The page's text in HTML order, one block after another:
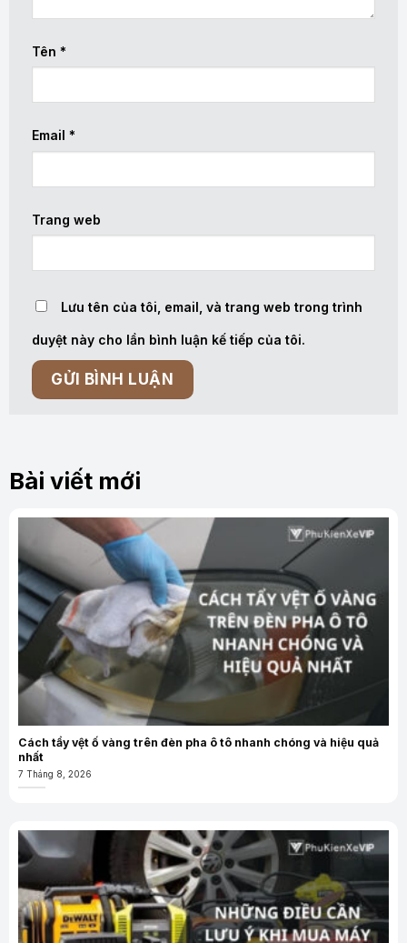
Tên *
Email *
Trang web
Lưu tên của tôi, email, và trang web trong trình
duyệt này cho lần bình luận kế tiếp của tôi.
Bài viết mới
Cách tẩy vệt ố vàng trên đèn pha ô tô nhanh chóng và hiệu quả
nhất
7 Tháng 8, 2026